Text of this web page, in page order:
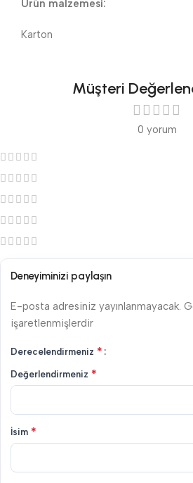
Ürün malzemesi:
Karton
Müşteri
0 yorum
Deneyiminizi paylaşın
E-posta adresiniz yayınlanmayacak.
işaretlenmişlerdir
Derecelendirmeniz *
Değerlendirmeniz *
İsim *